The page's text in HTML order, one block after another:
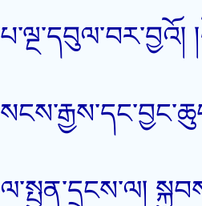
པ་ལྔ་དབུལ་བར་བྱའོ།
ལ་སྤྱན་དྲངས་ལ།